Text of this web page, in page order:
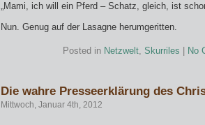
„Mami, ich will ein Pferd – Schatz, gleich, ist
Nun. Genug auf der Lasagne herumgeritten.
Posted in Netzwelt, Skurriles No
Die wahre Presseerklärung des
Mittwoch, Januar 4th, 2012